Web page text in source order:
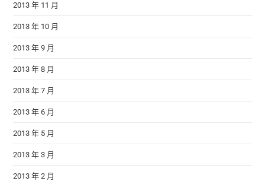
2013 年 11 月
2013 年 10 月
2013 年 9 月
2013 年 8 月
2013 年 7 月
2013 年 6 月
2013 年 5 月
2013 年 3 月
2013 年 2 月